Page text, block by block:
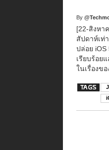
By
[22-สิงหา
สัปดาห์เท่
ปล่อย
เรียบร้อย
ในเรื่องข